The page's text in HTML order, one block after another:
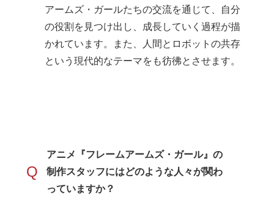
アームズ・ガールたちの交流を通じて、自分
の役割を見つけ出し、成長していく過程が描
かれています。また、人間とロボットの共存
という現代的なテーマをも彷彿とさせます。
Q
アニメ『フレームアームズ・ガール』の
制作スタッフにはどのような人々が関わ
っていますか？